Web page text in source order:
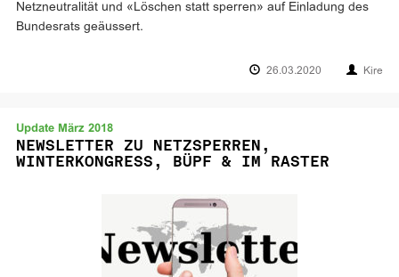
Netzneutralität und «Löschen statt sperren» auf Einladung des
Bundesrats geäussert.
26.03.2020 Kire
Update März 2018
NEWSLETTER ZU NETZSPERREN,
WINTERKONGRESS, BÜPF & IM RASTER